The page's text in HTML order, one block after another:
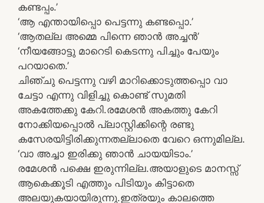
കണ്ടപ്പം.’
‘ആ എന്തായിപ്പൊ പെട്ടന്നു കണ്ടപ്പൊ.’
‘ആതല്ല അമ്മെ പിന്നെ ഞാന്‍ അച്ചന്‍’
‘നീയങ്ങോട്ടു മാറെടി കെടന്നു പിച്ചും പേയും
പറയാതെ.’
ചിഞ്ചു പെട്ടന്നു വഴി മാറിക്കൊടുത്തപ്പൊ വാ
ചേട്ടാ എന്നു വിളിച്ചു കൊണ്ട് സുമതി
അകത്തേക്കു കേറി.രമേശന്‍ അകത്തു കേറി
നോക്കിയപ്പൊല്‍ പ്ലാസ്റ്റിക്കിന്റെ രണ്ടു
കസേരയിട്ടിരിക്കുന്നതല്ലാതെ വേറെ ഒന്നുമില്ല.
‘വാ അച്ചാ ഇരിക്കു ഞാന്‍ ചായയിടാം.’
രമേശന്‍ പക്ഷെ ഇരുന്നില്ല.അയാളുടെ മാനസ്സ്
ആകെക്കൂടി എത്തും പിടിയും കിട്ടാതെ
അലയുകയായിരുന്നു.ഇത്രയും കാലത്തെ